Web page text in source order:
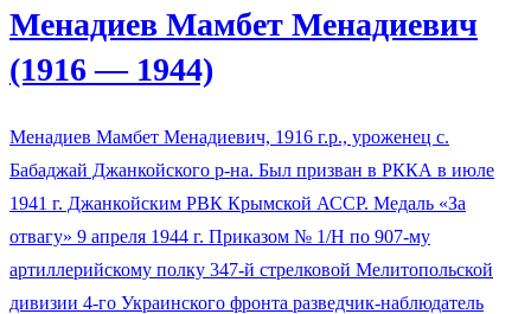
Менадиев Мамбет Менадиевич
(1916 — 1944)
Менадиев Мамбет Менадиевич, 1916 г.р., уроженец с.
Бабаджай Джанкойского р-на. Был призван в РККА в июле
1941 г. Джанкойским РВК Крымской АССР. Медаль «За
отвагу» 9 апреля 1944 г. Приказом № 1/Н по 907-му
артиллерийскому полку 347-й стрелковой Мелитопольской
дивизии 4-го Украинского фронта разведчик-наблюдатель